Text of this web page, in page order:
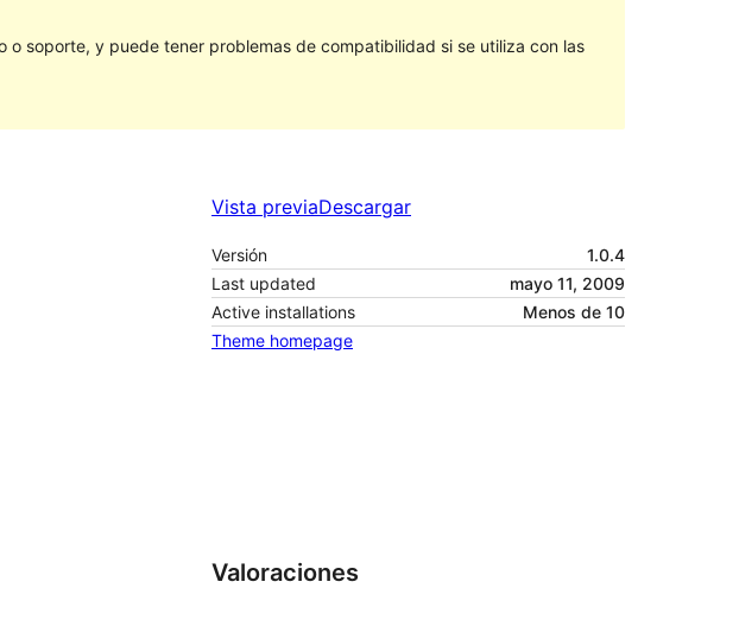
o soporte, y puede tener problemas de compatibilidad si se utiliza con las
Vista previaDescargar
Versión
1.0.4
Last updated
mayo 11, 2009
Active installations
Menos de 10
Theme homepage
Valoraciones